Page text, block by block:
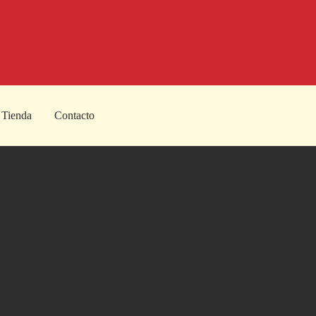
Tienda Contacto